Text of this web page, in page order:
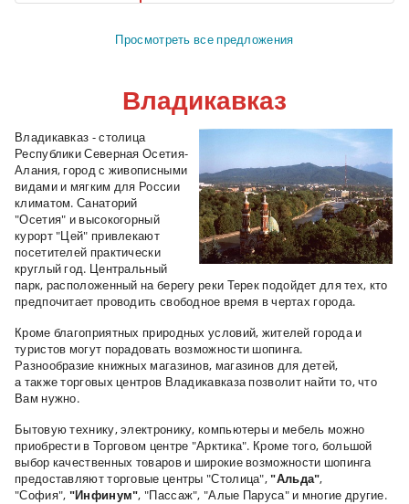
Просмотреть все предложения
Владикавказ
Владикавказ - столица
Республики Северная Осетия-
Алания, город с живописными
видами и мягким для России
климатом. Санаторий
"Осетия" и высокогорный
курорт "Цей" привлекают
посетителей практически
круглый год. Центральный
парк, расположенный на берегу реки Терек подойдет для тех, кто
предпочитает проводить свободное время в чертах города.
Кроме благоприятных природных условий, жителей города и
туристов могут порадовать возможности шопинга.
Разнообразие книжных магазинов, магазинов для детей,
а такжеторговых центров Владикавказа позволит найти то, что
Вам нужно.
Бытовую технику, электронику, компьютеры и мебель можно
приобрести в Торговом центре "Арктика". Кроме того, большой
выбор качественных товаров и широкие возможности шопинга
предоставляют торговые центры "Столица","Альда",
"София", "Инфинум", "Пассаж", "Алые Паруса" и многие другие.